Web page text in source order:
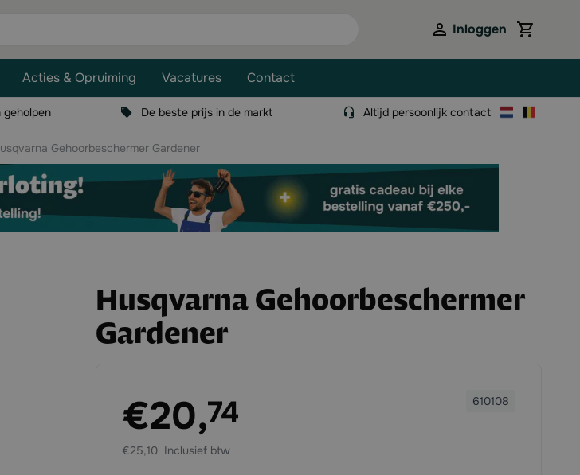
Inloggen View
Acties & Opruiming Vacatures Contact
De beste prijs in de markt Altijd persoonlijk contact
Gehoorbeschermer Gardener
Husqvarna Gehoorbeschermer
Gardener
Exclusief btw:
€20,74
€25,10
610108